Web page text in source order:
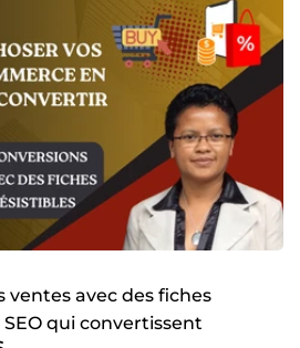
ventes avec des fiches
qui convertissent